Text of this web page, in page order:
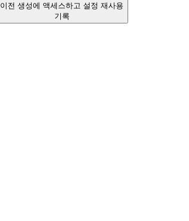
이전 생성에 액세스하고 설정 재사용
기록